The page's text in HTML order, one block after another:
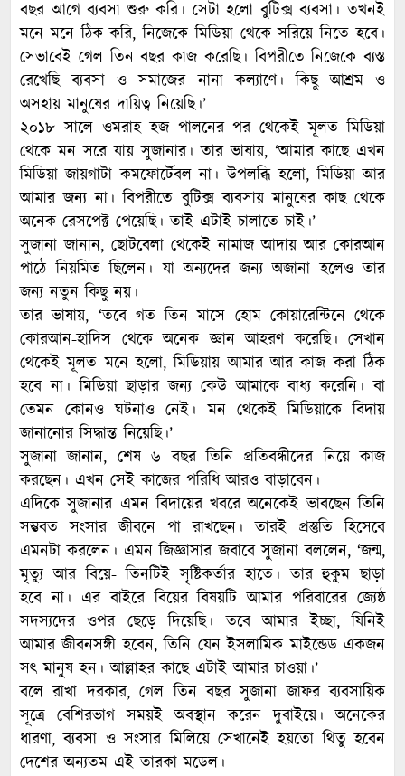
বছর আগে ব্যবসা শুরু করি। সেটা হলো বুটিক্স ব্যবসা। তখনই
মনে মনে ঠিক করি, নিজেকে মিডিয়া থেকে সরিয়ে নিতে হবে।
সেভাবেই গেল তিন বছর কাজ করেছি। বিপরীতে নিজেকে ব্যস্ত
রেখেছি ব্যবসা ও সমাজের নানা কল্যাণে। কিছু আশ্রম ও
অসহায় মানুষের দায়িত্ব নিয়েছি।’
২০১৮ সালে ওমরাহ হজ পালনের পর থেকেই মূলত মিডিয়া
থেকে মন সরে যায় সুজানার। তার ভাষায়, ‌‘আমার কাছে এখন
মিডিয়া জায়গাটা কমফোর্টেবল না। উপলব্ধি হলো, মিডিয়া আর
আমার জন্য না। বিপরীতে বুটিক্স ব্যবসায় মানুষের কাছ থেকে
অনেক রেসপেক্ট পেয়েছি। তাই এটাই চালাতে চাই।’
সুজানা জানান, ছোটবেলা থেকেই নামাজ আদায় আর কোরআন
পাঠে নিয়মিত ছিলেন। যা অন্যদের জন্য অজানা হলেও তার
জন্য নতুন কিছু নয়।
তার ভাষায়, ‘তবে গত তিন মাসে হোম কোয়ারেন্টিনে থেকে
কোরআন-হাদিস থেকে অনেক জ্ঞান আহরণ করেছি। সেখান
থেকেই মূলত মনে হলো, মিডিয়ায় আমার আর কাজ করা ঠিক
হবে না। মিডিয়া ছাড়ার জন্য কেউ আমাকে বাধ্য করেনি। বা
তেমন কোনও ঘটনাও নেই। মন থেকেই মিডিয়াকে বিদায়
জানানোর সিদ্ধান্ত নিয়েছি।’
সুজানা জানান, শেষ ৬ বছর তিনি প্রতিবন্ধীদের নিয়ে কাজ
করছেন। এখন সেই কাজের পরিধি আরও বাড়াবেন।
এদিকে সুজানার এমন বিদায়ের খবরে অনেকেই ভাবছেন তিনি
সম্ভবত সংসার জীবনে পা রাখছেন। তারই প্রস্তুতি হিসেবে
এমনটা করলেন। এমন জিজ্ঞাসার জবাবে সুজানা বললেন, ‘জন্ম,
মৃত্যু আর বিয়ে- তিনটিই সৃষ্টিকর্তার হাতে। তার হুকুম ছাড়া
হবে না। এর বাইরে বিয়ের বিষয়টি আমার পরিবারের জ্যেষ্ঠ
সদস্যদের ওপর ছেড়ে দিয়েছি। তবে আমার ইচ্ছা, যিনিই
আমার জীবনসঙ্গী হবেন, তিনি যেন ইসলামিক মাইন্ডেড একজন
সৎ মানুষ হন। আল্লাহর কাছে এটাই আমার চাওয়া।’
বলে রাখা দরকার, গেল তিন বছর সুজানা জাফর ব্যবসায়িক
সূত্রে বেশিরভাগ সময়ই অবস্থান করেন দুবাইয়ে। অনেকের
ধারণা, ব্যবসা ও সংসার মিলিয়ে সেখানেই হয়তো থিতু হবেন
দেশের অন্যতম এই তারকা মডেল।